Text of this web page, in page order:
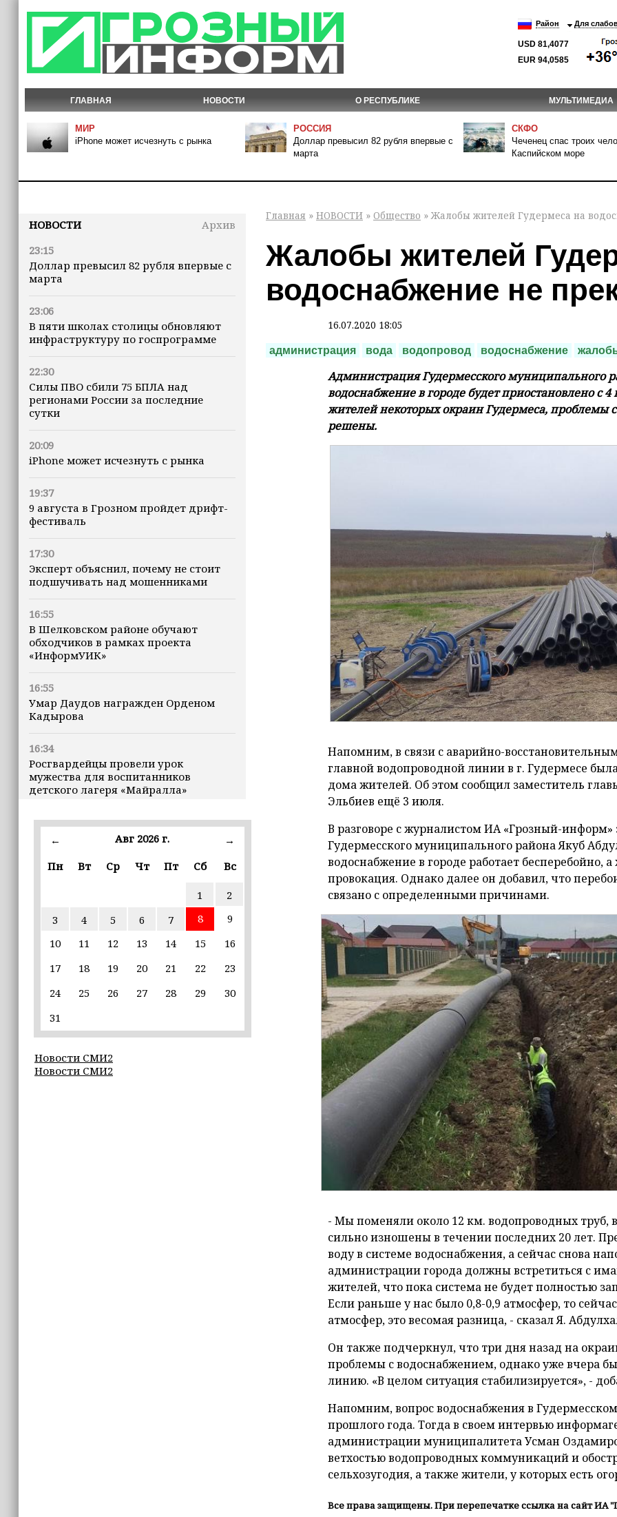
Район Для
USD 81,4077
EUR 94,0585
ГЛАВНАЯ НОВОСТИ О РЕСПУБЛИКЕ МУЛЬТИМЕДИА
МИР
iPhone может исчезнуть с рынка
РОССИЯ
Доллар превысил 82 рубля впервые с
марта
СКФО
Чеченец спас троих
Каспийском море
НОВОСТИ
Архив
23:15
Доллар превысил 82 рубля впервые с
марта
23:06
В пяти школах столицы обновляют
инфраструктуру по госпрограмме
22:30
Силы ПВО сбили 75 БПЛА над
регионами России за последние
сутки
20:09
iPhone может исчезнуть с рынка
19:37
9 августа в Грозном пройдет дрифт-
фестиваль
17:30
Эксперт объяснил, почему не стоит
подшучивать над мошенниками
16:55
В Шелковском районе обучают
обходчиков в рамках проекта
«ИнформУИК»
16:55
Умар Даудов награжден Орденом
Кадырова
16:34
Росгвардейцы провели урок
мужества для воспитанников
детского лагеря «Майралла»
16:30
Дмитрий Чернышенко: Внутренний
въездной — на 20,1%
Из бюджета Чечни дополнительно
выделено 505 млн рублей
пострадавшим от паводков
15:35
— стать большой
Избирательные участки Шатоя
готовы к приёму голосов
← Авг 2026 г.
→
Пн
Вт Ср Чт Пт Сб Вс
1
2
3
4 5 6 7 8
9
10
11 12 13 14 15
16
17
18 19 20 21 22
23
24
25 26 27 28 29
30
31
Новости СМИ2
Новости СМИ2
Главная » НОВОСТИ » Общество » Жалобы жителей Гудермеса на
Жалобы жителей
водоснабжение не
16.07.2020 18:05
администрация вода водопровод водоснабжение
Администрация Гудермесского муниципального
водоснабжение в городе будет приостановлено с
жителей некоторых окраин Гудермеса, проблемы
решены.
Напомним, в связи с аварийно-
главной водопроводной линии в г. Гудермесе
дома жителей. Об этом сообщил заместитель
Эльбиев ещё 3 июля.
В разговоре с журналистом ИА «Грозный-
Гудермесского муниципального района Якуб
водоснабжение в городе работает бесперебойно,
провокация. Однако далее он добавил, что
связано с определенными причинами.
- Мы поменяли около 12 км. водопроводных труб,
сильно изношены в течении последних 20 лет.
воду в системе водоснабжения, а сейчас снова
администрации города должны встретиться с
жителей, что пока система не будет полностью
Если раньше у нас было 0,8-0,9 атмосфер, то
атмосфер, это весомая разница, - сказал Я.
Он также подчеркнул, что три дня назад на
проблемы с водоснабжением, однако уже вчера
линию. «В целом ситуация стабилизируется», -
Напомним, вопрос водоснабжения в
прошлого года. Тогда в своем интервью
администрации муниципалитета Усман
ветхостью водопроводных коммуникаций и
сельхозугодия, а также жители, у которых есть
Все права защищены. При перепечатке ссылка на сайт ИА